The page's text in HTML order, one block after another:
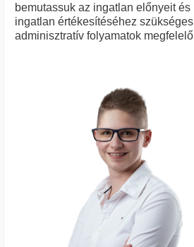
bemutassuk az ingatlan előnyeit
ingatlan értékesítéséhez
adminisztratív folyamatok